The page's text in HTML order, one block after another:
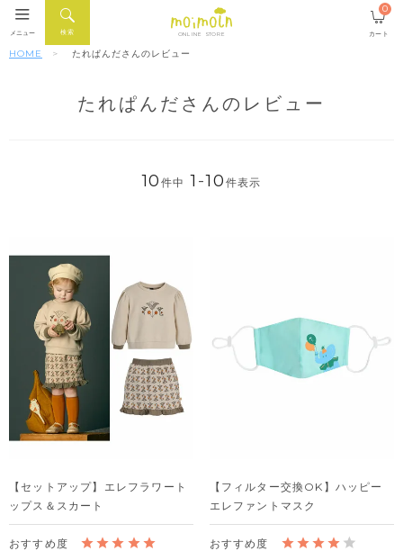
ONLINE STORE
検索
メニュー カート
0
HOME たれぱんださんのレビュー
たれぱんださんのレビュー
10件中 1 -10 件表示
【セットアップ】エレフラワート
ップス＆スカート
【フィルター交換OK】ハッピー
エレファントマスク